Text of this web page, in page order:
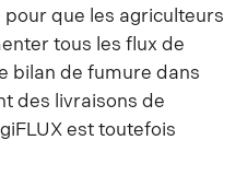
que les agriculteurs
tous les flux de
bilan de fumure dans
des livraisons de
est toutefois